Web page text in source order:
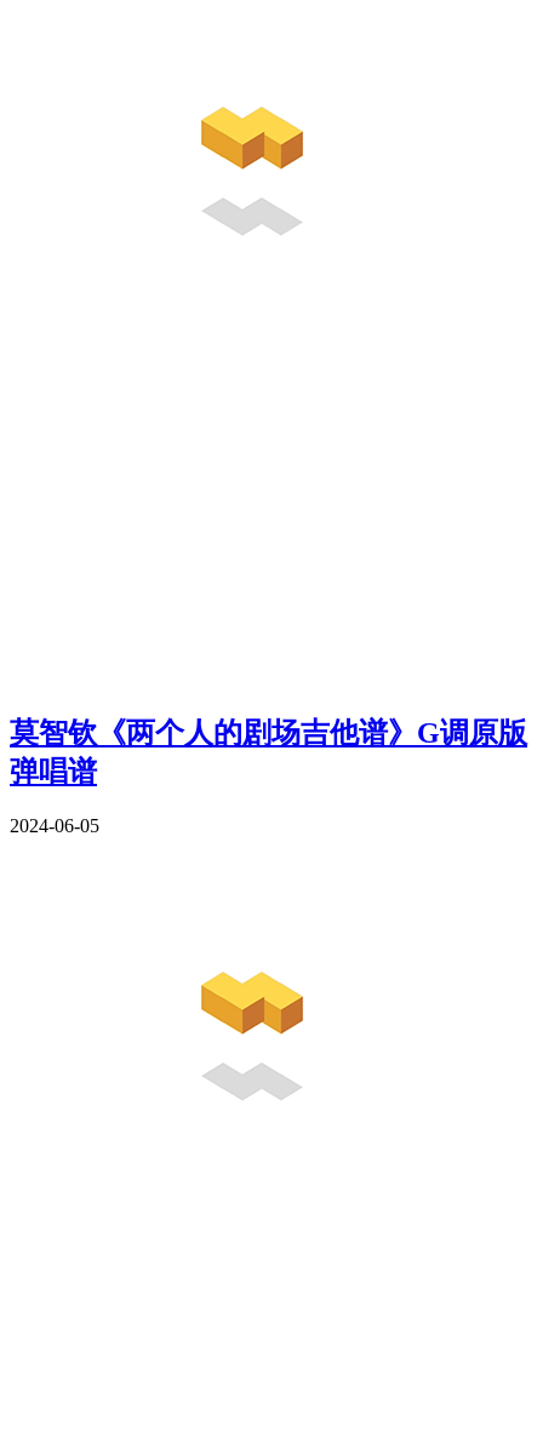
莫智钦《两个人的剧场吉他谱》G调原版
弹唱谱
2024-06-05